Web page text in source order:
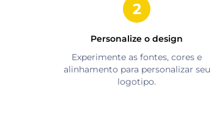
Personalize o design
Experimente as fontes, cores e
alinhamento para personalizar seu
logotipo.